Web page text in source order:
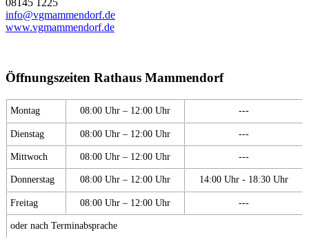
08145 1225
info@vgmammendorf.de
www.vgmammendorf.de
Öffnungszeiten Rathaus Mammendorf
Montag 08:00 Uhr – 12:00 Uhr ---
Dienstag 08:00 Uhr – 12:00 Uhr ---
Mittwoch 08:00 Uhr – 12:00 Uhr ---
Donnerstag 08:00 Uhr – 12:00 Uhr 14:00 Uhr - 18:30 Uhr
Freitag 08:00 Uhr – 12:00 Uhr ---
oder nach Terminabsprache